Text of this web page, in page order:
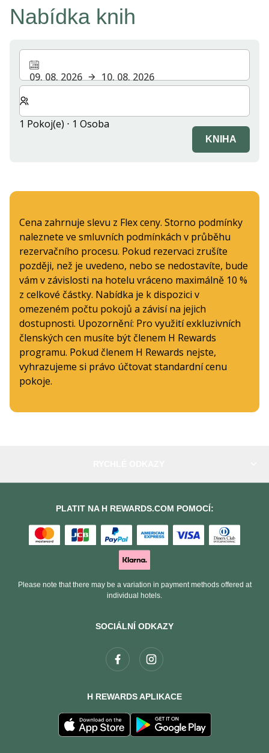
Nabídka knih
09. 08. 2026
10. 08. 2026
Zvolte počet pokojů a hostů pro svůj pobyt
1 Pokoj(e) ⋅ 1 Osoba
KNIHA
Cena zahrnuje slevu z Flex ceny. Storno podmínky
naleznete ve smluvních podmínkách v průběhu
rezervačního procesu. Pokud rezervaci zrušíte
později, než je uvedeno, nebo se nedostavíte, bude
vám v závislosti na hotelu vráceno maximálně 10 %
z celkové částky. Nabídka je k dispozici v
omezeném počtu pokojů a závisí na jejich
dostupnosti. Upozornění: Pro využití exkluzivních
členských cen musíte být členem H Rewards
programu. Pokud členem H Rewards nejste,
vyhrazujeme si právo účtovat standardní cenu
pokoje.
SOCIÁLNÍ ODKAZY
H REWARDS APLIKACE
PLATIT NA H REWARDS.COM POMOCÍ:
Please note that there may be a variation in payment methods offered at
individual hotels.